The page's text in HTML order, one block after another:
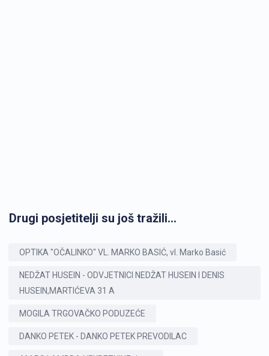
Drugi posjetitelji su još tražili...
OPTIKA "OČALINKO" VL. MARKO BASIĆ, vl. Marko Basić
NEDŽAT HUSEIN - ODVJETNICI NEDŽAT HUSEIN I DENIS
HUSEIN,MARTIĆEVA 31 A
MOGILA TRGOVAČKO PODUZEĆE
DANKO PETEK - DANKO PETEK PREVODILAC